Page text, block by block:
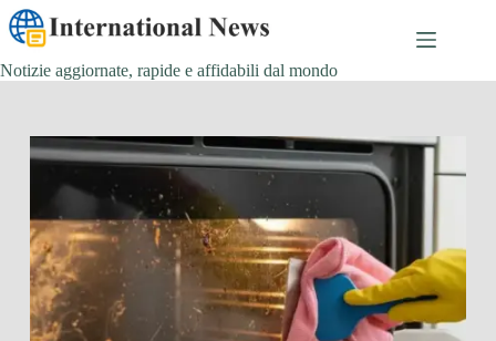
Salta
al
contenuto
Notizie aggiornate, rapide e affidabili dal mondo